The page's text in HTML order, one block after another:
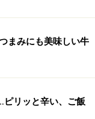
まみにも美味しい牛
リッと辛い、ご飯